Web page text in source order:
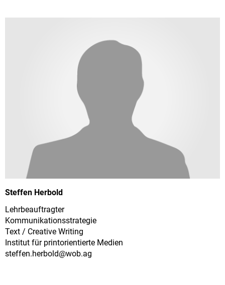
Steffen Herbold
Lehrbeauftragter
Kommunikationsstrategie
Text / Creative Writing
Institut für printorientierte Medien
steffen.herbold@wob.ag